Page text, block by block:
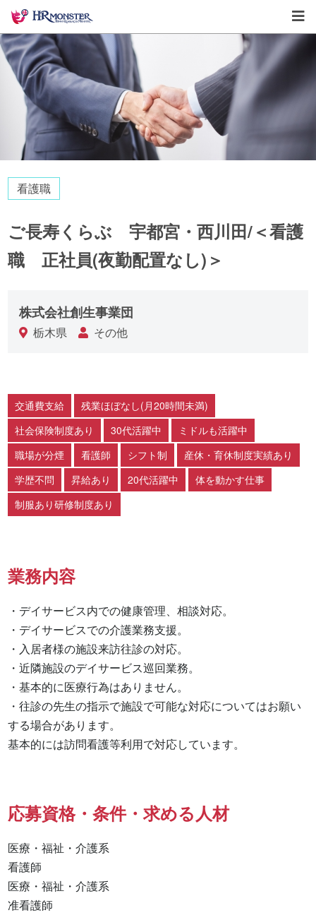
看護職
ご長寿くらぶ 宇都宮・西川田/＜看護
職 正社員(夜勤配置なし)＞
株式会社創生事業団
栃木県 その他
交通費支給
残業ほぼなし(月20時間未満)
社会保険制度あり
30代活躍中
ミドルも活躍中
職場が分煙
看護師 シフト制
産休・育休制度実績あり
学歴不問
昇給あり 20代活躍中
体を動かす仕事
制服あり研修制度あり
業務内容
・デイサービス内での健康管理、相談対応。
・デイサービスでの介護業務支援。
・入居者様の施設来訪往診の対応。
・近隣施設のデイサービス巡回業務。
・基本的に医療行為はありません。
・往診の先生の指示で施設で可能な対応についてはお願い
する場合があります。
基本的には訪問看護等利用で対応しています。
応募資格・条件・求める人材
医療・福祉・介護系
看護師
医療・福祉・介護系
准看護師